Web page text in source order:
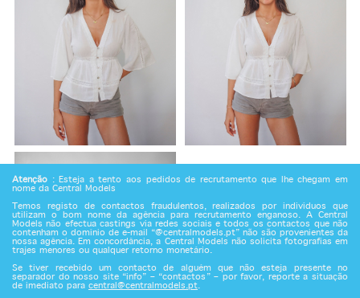
Atenção : Esteja a tento aos pedidos de recrutamento que lhe chegam em
nome da Central Models
Temos registo de contactos fraudulentos, realizados por indivíduos que
utilizam o bom nome da agência para recrutamento enganoso. A Central
Models não efectua castings via redes sociais e todos os contactos que não
contenham o domínio de e-mail “@centralmodels.pt” não são provenientes da
nossa agência. Em concordância, a Central Models não solicita fotografias em
trajes menores ou qualquer retorno monetário.
Se tiver recebido um contacto de alguém que não esteja presente no
separador do nosso site “info” – “contactos” – por favor, reporte a situação
de imediato para central@centralmodels.pt.